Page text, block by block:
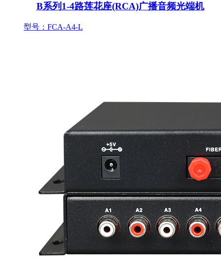
B系列1-4路莲花座(RCA)广播音频光端机
型号：FCA-A4-L